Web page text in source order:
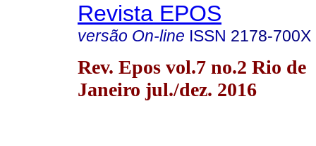
Revista EPOS
versão On-line ISSN 2178-700X
Rev. Epos vol.7 no.2 Rio de
Janeiro jul./dez. 2016